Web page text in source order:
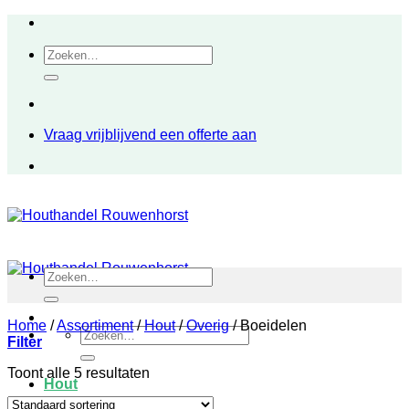
inhoudZoeken
naar:
Vraag vrijblijvend een offerte aan
Zoeken
naar:
Hout
Zoeken
naar:
Home /Assortiment / Hout / Overig /Boeidelen
Filter
Toont alle 5 resultaten